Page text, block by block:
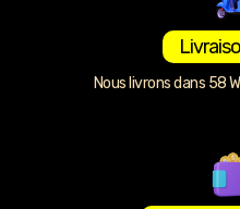
Nous livrons dans 58